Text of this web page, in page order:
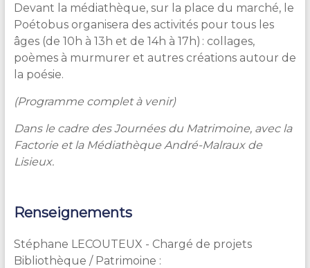
Devant la médiathèque, sur la place du marché, le
Poétobus organisera des activités pour tous les
âges (de 10h à 13h et de 14h à 17h) : collages,
poèmes à murmurer et autres créations autour de
la poésie.
(Programme complet à venir)
Dans le cadre des Journées du Matrimoine, avec la
Factorie et la Médiathèque André-Malraux de
Lisieux.
Renseignements
Stéphane LECOUTEUX - Chargé de projets
Bibliothèque / Patrimoine :